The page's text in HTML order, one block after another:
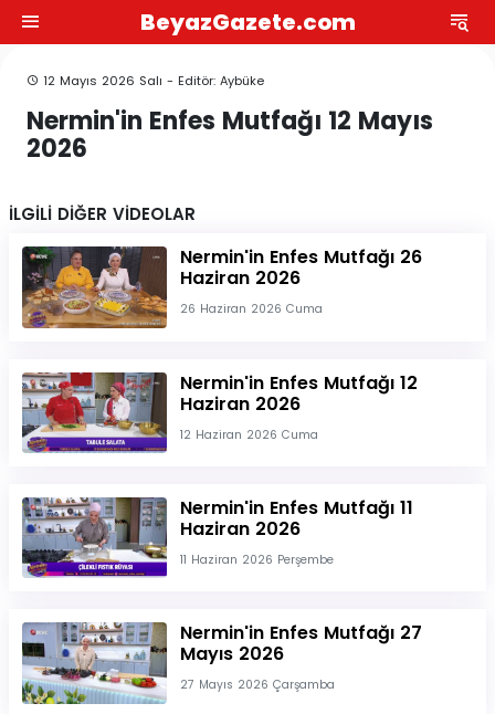
BeyazGazete.com
12 Mayıs 2026 Salı - Editör: Aybüke
Nermin'in Enfes Mutfağı 12 Mayıs
2026
İLGİLİ DİĞER VİDEOLAR
Nermin'in Enfes Mutfağı 26
Haziran 2026
26 Haziran 2026 Cuma
Nermin'in Enfes Mutfağı 12
Haziran 2026
12 Haziran 2026 Cuma
Nermin'in Enfes Mutfağı 11
Haziran 2026
11 Haziran 2026 Perşembe
Nermin'in Enfes Mutfağı 27
Mayıs 2026
27 Mayıs 2026 Çarşamba